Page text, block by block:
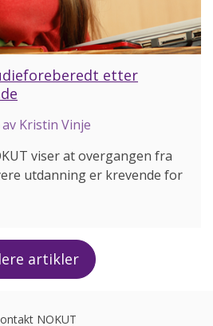
etter
av Kristin Vinje
viser at overgangen fra
utdanning er krevende for
artikler
NOKUT